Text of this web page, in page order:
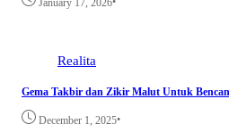
January 17, 2026
Realita
Gema Takbir dan Zikir Malut Untuk
December 1, 2025•